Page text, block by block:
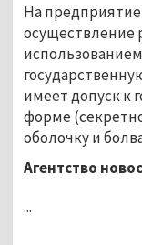
На
осуществление
имеет допуск к
форме
оболочку и
Агентство
...